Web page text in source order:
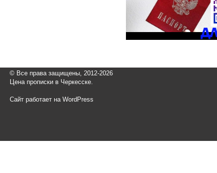
© Все права защищены, 2012-2026
Цена прописки в Черкесске.
Сайт работает на WordPress